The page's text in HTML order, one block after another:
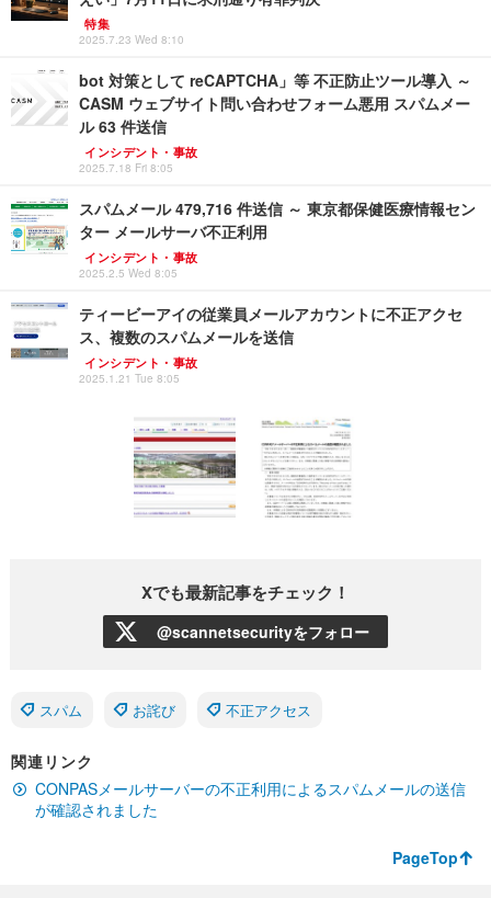
特集
2025.7.23 Wed 8:10
bot 対策として reCAPTCHA」等 不正防止ツール導入 ～
CASM ウェブサイト問い合わせフォーム悪用 スパムメー
ル 63 件送信
インシデント・事故
2025.7.18 Fri 8:05
スパムメール 479,716 件送信 ～ 東京都保健医療情報セン
ター メールサーバ不正利用
インシデント・事故
2025.2.5 Wed 8:05
ティービーアイの従業員メールアカウントに不正アクセ
ス、複数のスパムメールを送信
インシデント・事故
2025.1.21 Tue 8:05
Xでも最新記事をチェック！
@scannetsecurityをフォロー
スパム お詫び 不正アクセス
関連リンク
CONPASメールサーバーの不正利用によるスパムメールの送信
が確認されました
PageTop